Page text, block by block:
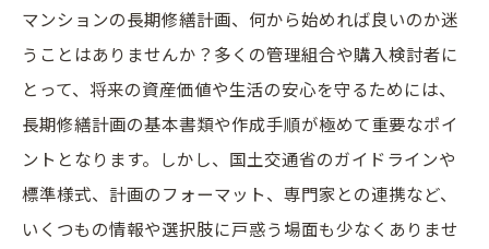
マンションの長期修繕計画、何から始めれば良いのか迷
うことはありませんか？多くの管理組合や購入検討者に
とって、将来の資産価値や生活の安心を守るためには、
長期修繕計画の基本書類や作成手順が極めて重要なポイ
ントとなります。しかし、国土交通省のガイドラインや
標準様式、計画のフォーマット、専門家との連携など、
いくつもの情報や選択肢に戸惑う場面も少なくありませ